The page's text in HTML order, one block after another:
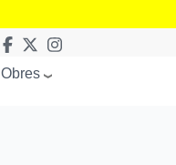
Obres